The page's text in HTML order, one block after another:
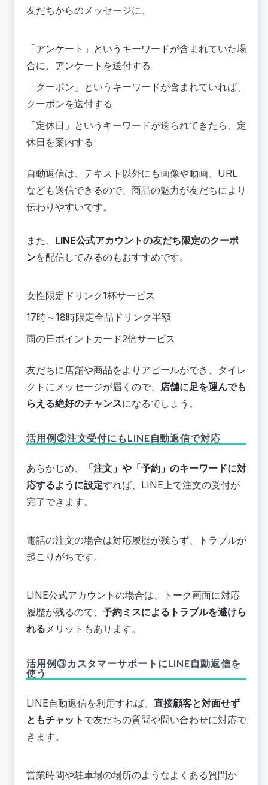
友だちからのメッセージに、
「アンケート」というキーワードが含まれていた場
合に、アンケートを送付する
「クーポン」というキーワードが含まれていれば、
クーポンを送付する
「定休日」というキーワードが送られてきたら、定
休日を案内する
自動返信は、テキスト以外にも画像や動画、URL
なども送信できるので、商品の魅力が友だちにより
伝わりやすいです。
また、 LINE公式アカウントの友だち限定のクーポ
ンを配信してみるのもおすすめです。
女性限定ドリンク1杯サービス
17時～18時限定全品ドリンク半額
雨の日ポイントカード2倍サービス
友だちに店舗や商品をよりアピールができ、ダイレ
クトにメッセージが届くので、 店舗に足を運んでも
らえる絶好のチャンスになるでしょう。
活用例②注文受付にもLINE自動返信で対応
あらかじめ、
「注文」や「予約」のキーワードに対
応するように設定すれば、LINE上で注文の受付が
完了できます。
電話の注文の場合は対応履歴が残らず、トラブルが
起こりがちです。
LINE公式アカウントの場合は、トーク画面に対応
履歴が残るので、 予約ミスによるトラブルを避けら
れるメリットもあります。
活用例③カスタマーサポートにLINE自動返信を
使う
LINE自動返信を利用すれば、 直接顧客と対面せず
ともチャット で友だちの質問や問い合わせに対応で
きます。
営業時間や駐車場の場所のようなよくある質問か